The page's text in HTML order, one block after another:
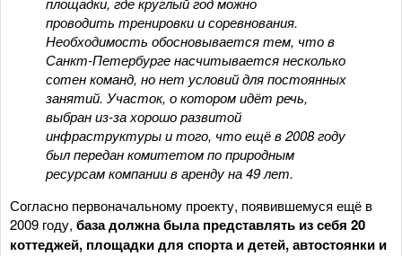
проводить тренировки и соревнования.
Необходимость обосновывается тем, что в
Санкт-Петербурге насчитывается несколько
сотен команд, но нет условий для постоянных
занятий. Участок, о котором идёт речь,
выбран из-за хорошо развитой
инфраструктуры и того, что ещё в 2008 году
был передан комитетом по природным
ресурсам компании в аренду на 49 лет.
Согласно первоначальному проекту, появившемуся ещё в
2009 году, база должна была представлять из себя 20
коттеджей, площадки для спорта и детей, автостоянки и